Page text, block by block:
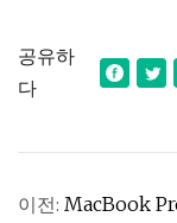
공유하
다
이전: MacBook